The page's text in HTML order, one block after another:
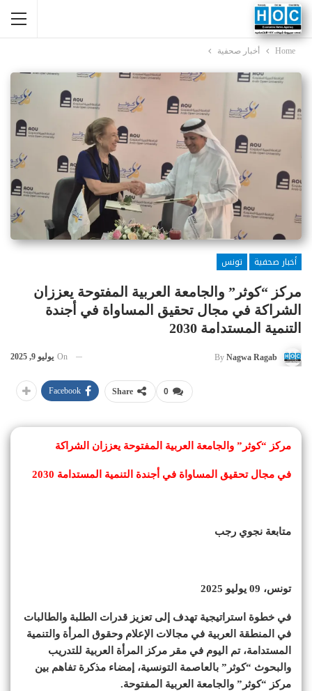
Home أخبار صحفية
أخبار صحفية
تونس
مركز “كوثر” والجامعة العربية المفتوحة يعززان
الشراكة في مجال تحقيق المساواة في أجندة
التنمية المستدامة 2030
By Nagwa Ragab
On يوليو 9, 2025
0
Share
Facebook
مركز “كوثر” والجامعة العربية المفتوحة يعززان الشراكة
في مجال تحقيق المساواة في أجندة التنمية المستدامة 2030
متابعة نجوي رجب
تونس، 09 يوليو 2025
في خطوة استراتيجية تهدف إلى تعزيز قدرات الطلبة والطالبات
في المنطقة العربية في مجالات الإعلام وحقوق المرأة والتنمية
المستدامة، تم اليوم في مقر مركز المرأة العربية للتدريب
والبحوث “كوثر” بالعاصمة التونسية، إمضاء مذكرة تفاهم بين
مركز “كوثر” والجامعة العربية المفتوحة.